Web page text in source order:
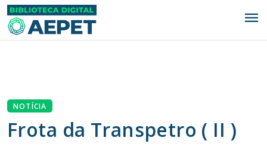
menu
NOTÍCIA
Frota da Transpetro ( II )